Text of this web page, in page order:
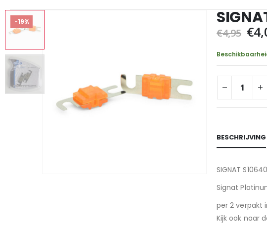
-19%
€4,95
prijs
€
BESCHRIJVING
SIGNAT
Signat
per 2 verpakt
Kijk ook naar